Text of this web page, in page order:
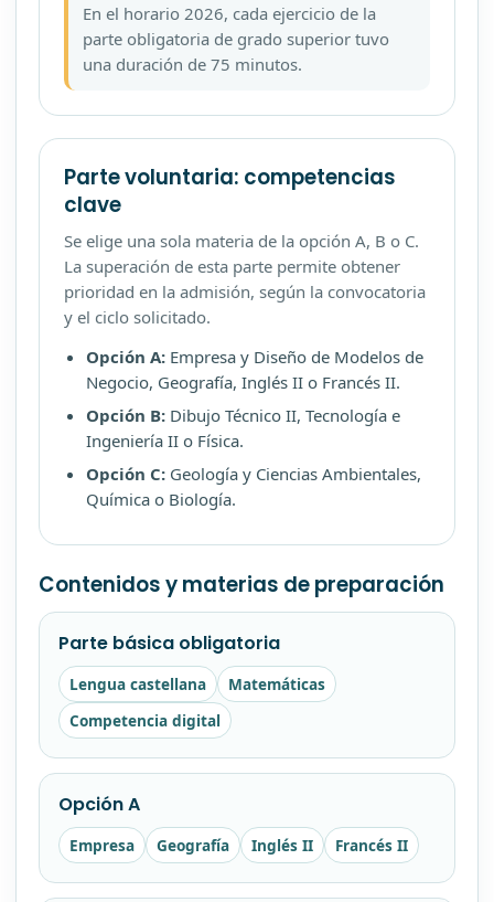
En el horario 2026, cada ejercicio de la
parte obligatoria de grado superior tuvo
una duración de 75 minutos.
Parte voluntaria: competencias
clave
Se elige una sola materia de la opción A, B o C.
La superación de esta parte permite obtener
prioridad en la admisión, según la convocatoria
y el ciclo solicitado.
Opción A: Empresa y Diseño de Modelos de
Negocio, Geografía, Inglés II o Francés II.
Opción B: Dibujo Técnico II, Tecnología e
Ingeniería II o Física.
Opción C: Geología y Ciencias Ambientales,
Química o Biología.
Contenidos y materias de preparación
Parte básica obligatoria
Lengua castellana
Matemáticas
Competencia digital
Opción A
Empresa Geografía Inglés II Francés II